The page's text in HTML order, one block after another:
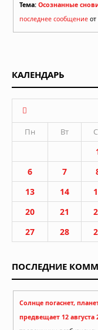
Тема: Осознанные
последнее сообщение от
КАЛЕНДАРЬ
Пн
Вт
6
7
13
14
20
21
27
28
ПОСЛЕДНИЕ
Солнце погаснет,
предвещает 12 августа